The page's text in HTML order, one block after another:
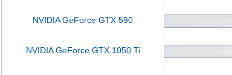
NVIDIA GeForce GTX 590
NVIDIA GeForce GTX 1050 Ti